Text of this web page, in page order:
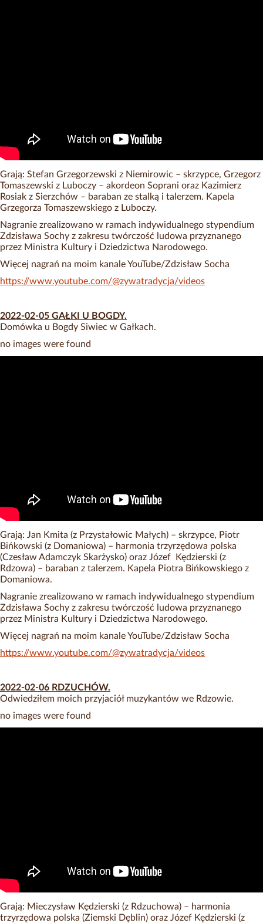
Grają: Stefan Grzegorzewski z Niemirowic – skrzypce, Grzegorz
Tomaszewski z Luboczy – akordeon Soprani oraz Kazimierz
Rosiak z Sierzchów – baraban ze stalką i talerzem. Kapela
Grzegorza Tomaszewskiego z Luboczy.
Nagranie zrealizowano w ramach indywidualnego stypendium
Zdzisława Sochy z zakresu twórczość ludowa przyznanego
przez Ministra Kultury i Dziedzictwa Narodowego.
Więcej nagrań na moim kanale YouTube/Zdzisław Socha
https://www.youtube.com/@zywatradycja/videos
2022-02-05 GAŁKI U BOGDY.
Domówka u Bogdy Siwiec w Gałkach.
no images were found
Grają: Jan Kmita (z Przystałowic Małych) – skrzypce, Piotr
Bińkowski (z Domaniowa) – harmonia trzyrzędowa polska
(Czesław Adamczyk Skarżysko) oraz Józef Kędzierski (z
Rdzowa) – baraban z talerzem. Kapela Piotra Bińkowskiego z
Domaniowa.
Nagranie zrealizowano w ramach indywidualnego stypendium
Zdzisława Sochy z zakresu twórczość ludowa przyznanego
przez Ministra Kultury i Dziedzictwa Narodowego.
Więcej nagrań na moim kanale YouTube/Zdzisław Socha
https://www.youtube.com/@zywatradycja/videos
2022-02-06 RDZUCHÓW.
Odwiedziłem moich przyjaciół muzykantów we Rdzowie.
no images were found
Grają: Mieczysław Kędzierski (z Rdzuchowa) – harmonia
trzyrzędowa polska (Ziemski Dęblin) oraz Józef Kędzierski (z